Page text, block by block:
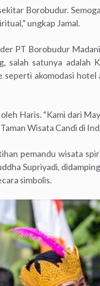
Borobudur.
ungkap Jamal.
PT Borobudur
satunya adalah
akomodasi hotel
Haris. “Kami dari
Wisata Candi di
pemandu wisata
Supriyadi,
simbolis.